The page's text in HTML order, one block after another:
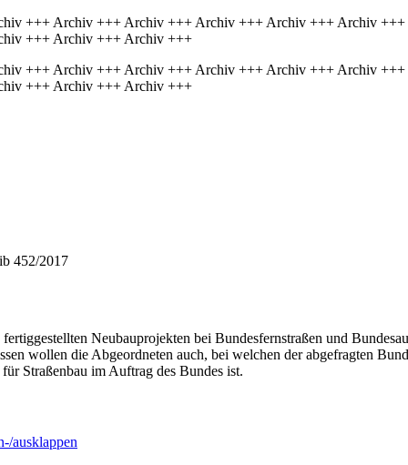
+++ Archiv +++ Archiv +++ Archiv +++ Archiv +++ Archiv
+++ Archiv +++ Archiv +++
+++ Archiv +++ Archiv +++ Archiv +++ Archiv +++ Archiv
+++ Archiv +++ Archiv +++
452/2017
Neubauprojekten bei Bundesfernstraßen und
wollen die Abgeordneten auch, bei welchen der abgefragten
Straßenbau im Auftrag des Bundes ist.
ausklappen